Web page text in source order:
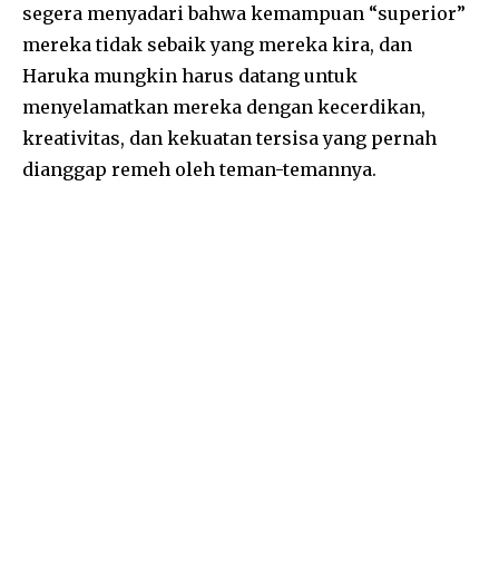
segera menyadari bahwa kemampuan “superior”
mereka tidak sebaik yang mereka kira, dan
Haruka mungkin harus datang untuk
menyelamatkan mereka dengan kecerdikan,
kreativitas, dan kekuatan tersisa yang pernah
dianggap remeh oleh teman-temannya.